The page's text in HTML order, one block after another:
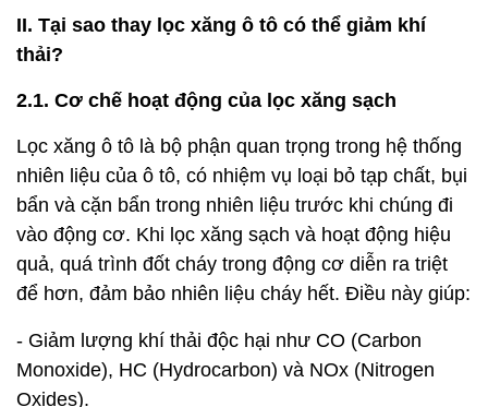
II. Tại sao thay lọc xăng ô tô có thể giảm khí
thải?
2.1. Cơ chế hoạt động của lọc xăng sạch
Lọc xăng ô tô là bộ phận quan trọng trong hệ thống
nhiên liệu của ô tô, có nhiệm vụ loại bỏ tạp chất, bụi
bẩn và cặn bẩn trong nhiên liệu trước khi chúng đi
vào động cơ. Khi lọc xăng sạch và hoạt động hiệu
quả, quá trình đốt cháy trong động cơ diễn ra triệt
để hơn, đảm bảo nhiên liệu cháy hết. Điều này giúp:
- Giảm lượng khí thải độc hại như CO (Carbon
Monoxide), HC (Hydrocarbon) và NOx (Nitrogen
Oxides).